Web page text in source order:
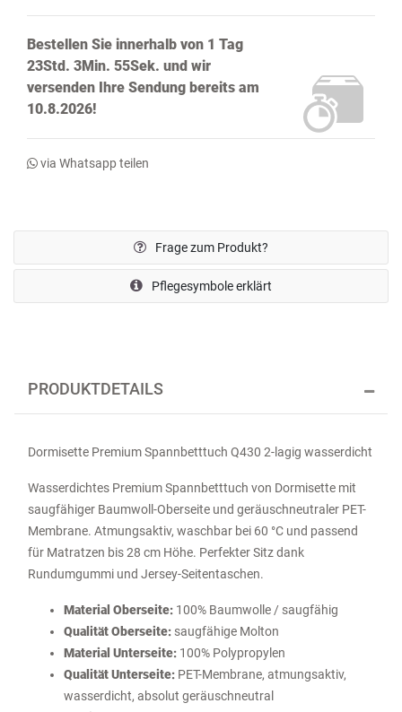
Bestellen Sie innerhalb von 1 Tag
23Std. 3Min. 55Sek. und wir
versenden Ihre Sendung bereits am
10.8.2026!
via Whatsapp teilen
Frage zum Produkt?
Pflegesymbole erklärt
PRODUKTDETAILS
Dormisette Premium Spannbetttuch Q430 2-lagig wasserdicht
Wasserdichtes Premium Spannbetttuch von Dormisette mit
saugfähiger Baumwoll-Oberseite und geräuschneutraler PET-
Membrane. Atmungsaktiv, waschbar bei 60 °C und passend
für Matratzen bis 28 cm Höhe. Perfekter Sitz dank
Rundumgummi und Jersey-Seitentaschen.
Material Oberseite: 100% Baumwolle / saugfähig
Qualität Oberseite: saugfähige Molton
Material Unterseite: 100% Polypropylen
Qualität Unterseite: PET-Membrane, atmungsaktiv,
wasserdicht, absolut geräuschneutral